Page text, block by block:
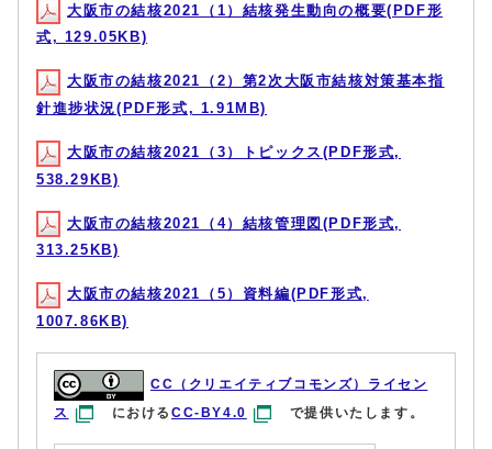
大阪市の結核2021（1）結核発生動向の概要(PDF形
式, 129.05KB)
大阪市の結核2021（2）第2次大阪市結核対策基本指
針進捗状況(PDF形式, 1.91MB)
大阪市の結核2021（3）トピックス(PDF形式,
538.29KB)
大阪市の結核2021（4）結核管理図(PDF形式,
313.25KB)
大阪市の結核2021（5）資料編(PDF形式,
1007.86KB)
CC（クリエイティブコモンズ）ライセン
ス
におけるCC-BY4.0 で提供いたします。